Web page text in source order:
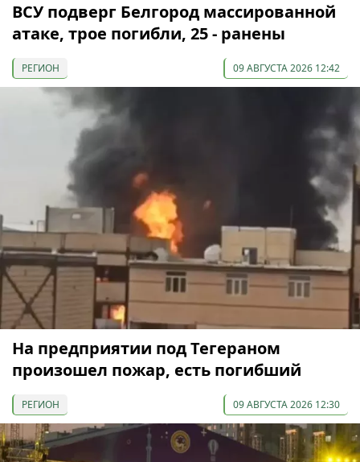
ВСУ подверг Белгород массированной
атаке, трое погибли, 25 - ранены
РЕГИОН 09 АВГУСТА 2026 12:42
На предприятии под Тегераном
произошел пожар, есть погибший
РЕГИОН 09 АВГУСТА 2026 12:30